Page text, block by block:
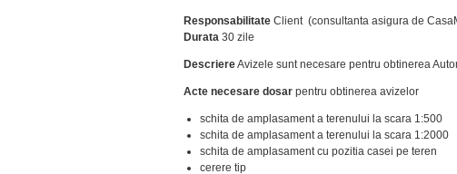
Responsabilitate Client (consultanta asigura de
Durata 30 zile
DescriereAvizele sunt necesare pentru obtinerea
Acte necesare dosar pentru obtinerea avizelor
schita de amplasament a terenului la scara 1:500
schita de amplasament a terenului la scara 1:2000
schita de amplasament cu pozitia casei pe teren
cerere tip